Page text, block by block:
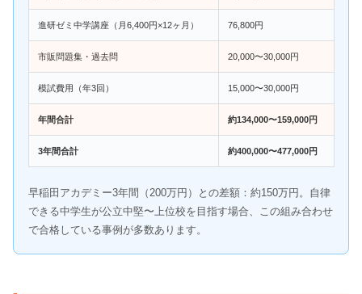
進研ゼミ中学講座（月6,400円×12ヶ月） 76,800円
市販問題集・過去問 20,000〜30,000円
模試費用（年3回） 15,000〜30,000円
年間合計 約134,000〜159,000円
3年間合計 約400,000〜477,000円
早稲田アカデミー3年間（200万円）との差額：約150万円。自律
できる中学生が公立中堅〜上位校を目指す場合、この組み合わせ
で合格している事例が多数あります。